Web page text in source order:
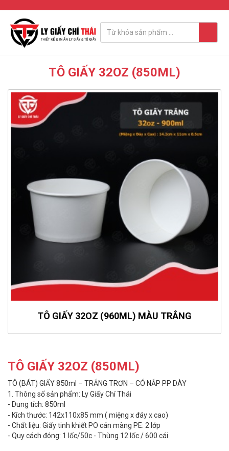
TÔ GIẤY 32OZ (850ML)
TÔ GIẤY 32OZ (960ML) MÀU TRẮNG
TÔ GIẤY 32OZ (850ML)
TÔ (BÁT) GIẤY850ml – TRẮNG TRƠN – CÓ NẮP PP DÀY
1. Thông số sản phẩm: Ly Giấy Chí Thái
- Dung tích: 850ml
- Kích thước: 142x110x85 mm ( miệng x đáy x cao)
- Chất liệu: Giấy tinh khiết PO cán màng PE: 2 lớp
- Quy cách đóng: 1 lốc/50c - Thùng 12 lốc / 600 cái